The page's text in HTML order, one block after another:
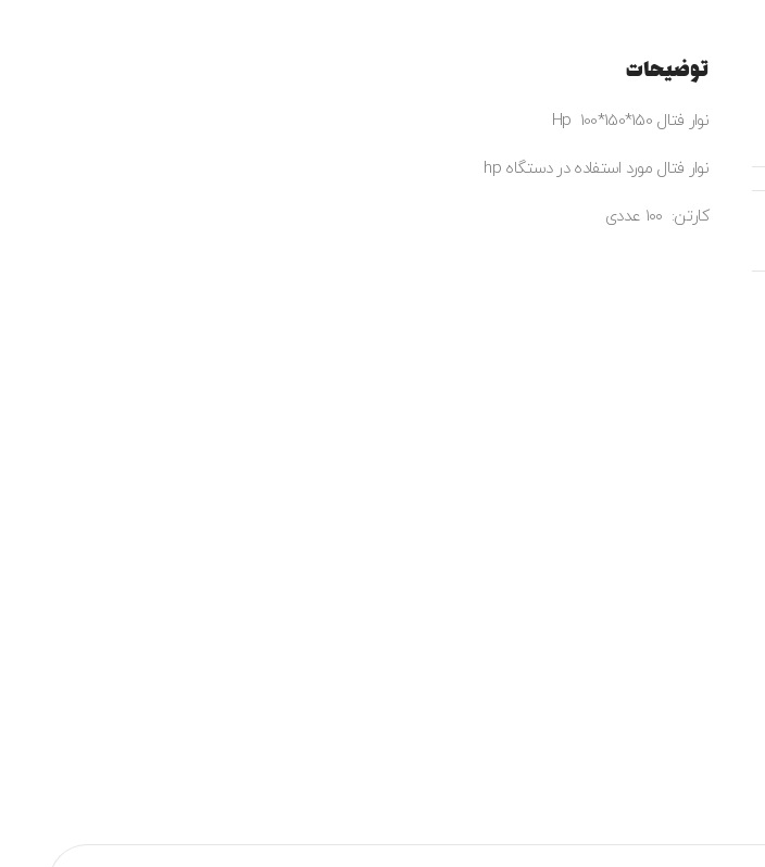
توضیحات
نوار فتال Hp 100*150*150
نوار فتال مورد استفاده در دستگاه hp
کارتن: ۱۰۰ عددی